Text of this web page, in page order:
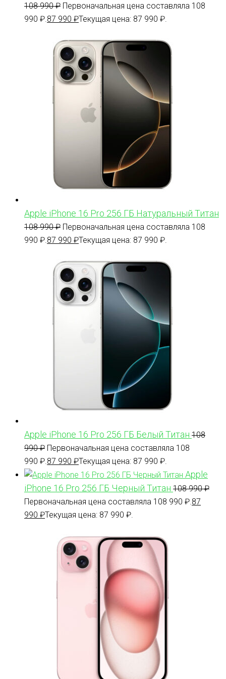
108 990₽ Первоначальная цена составляла 108
990 ₽. 87 990 ₽Текущая цена: 87 990 ₽.
Apple iPhone 16 Pro 256 ГБ Натуральный Титан
108 990₽ Первоначальная цена составляла 108
990 ₽. 87 990 ₽Текущая цена: 87 990 ₽.
Apple iPhone 16 Pro 256 ГБ Белый Титан 108
990₽ Первоначальная цена составляла 108
990 ₽. 87 990 ₽Текущая цена: 87 990 ₽.
Apple
iPhone 16 Pro 256 ГБ Черный Титан 108 990₽
Первоначальная цена составляла 108 990 ₽. 87
990 ₽Текущая цена: 87 990 ₽.